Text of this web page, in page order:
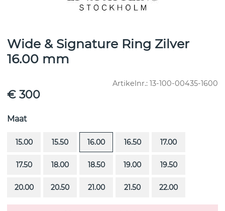
Wide & Signature Ring Zilver
16.00 mm
Artikelnr.: 13-100-00435-1600
€ 300
Maat
15.00 15.50 16.00 16.50 17.00
17.50 18.00 18.50 19.00 19.50
20.00 20.50 21.00 21.50 22.00